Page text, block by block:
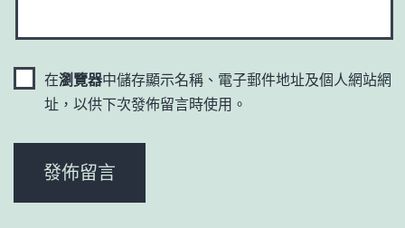
在瀏覽器中儲存顯示名稱、電子郵件地址及個人網站網
址，以供下次發佈留言時使用。